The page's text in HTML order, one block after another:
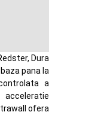
Dura
pana la
a
ofera